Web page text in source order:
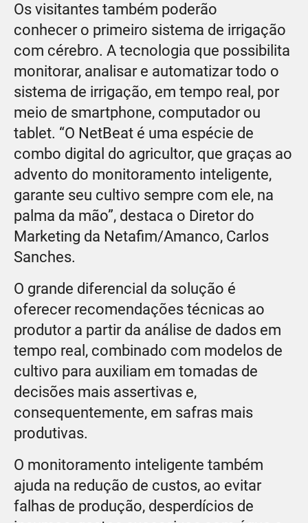
Os visitantes também poderão
conhecer o primeiro sistema de irrigação
com cérebro. A tecnologia que possibilita
monitorar, analisar e automatizar todo o
sistema de irrigação, em tempo real, por
meio de smartphone, computador ou
tablet. “O NetBeat é uma espécie de
combo digital do agricultor, que graças ao
advento do monitoramento inteligente,
garante seu cultivo sempre com ele, na
palma da mão”, destaca o Diretor do
Marketing da Netafim/Amanco, Carlos
Sanches.
O grande diferencial da solução é
oferecer recomendações técnicas ao
produtor a partir da análise de dados em
tempo real, combinado com modelos de
cultivo para auxiliam em tomadas de
decisões mais assertivas e,
consequentemente, em safras mais
produtivas.
O monitoramento inteligente também
ajuda na redução de custos, ao evitar
falhas de produção, desperdícios de